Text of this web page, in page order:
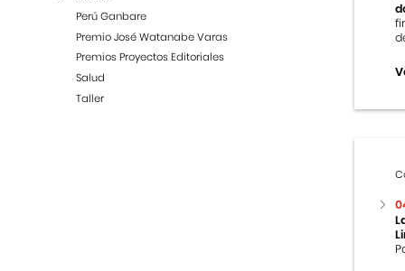
Perú Ganbare
Premio José Watanabe Varas
Premios Proyectos Editoriales
Salud
Taller